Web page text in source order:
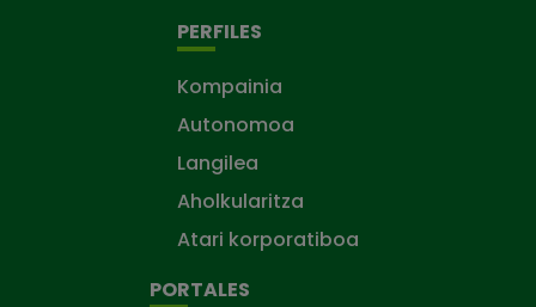
PERFILES
Kompainia
Autonomoa
Langilea
Aholkularitza
Atari korporatiboa
PORTALES